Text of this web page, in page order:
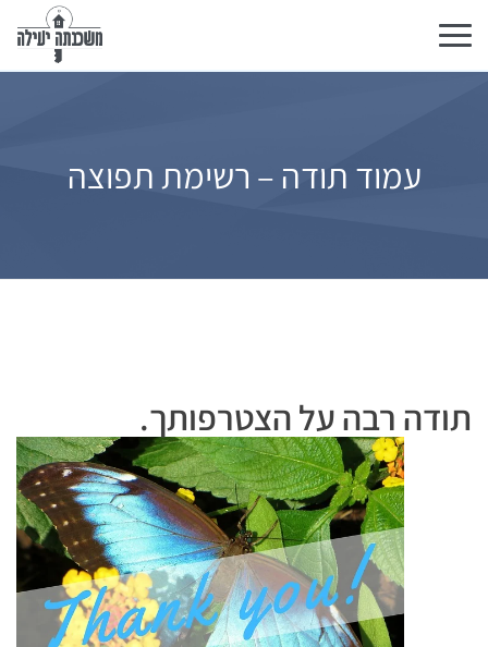
Toggle
navigation
עמוד תודה – רשימת תפוצה
תודה רבה על הצטרפותך.